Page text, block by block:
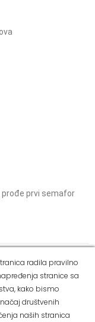
prođe prvi semafor
Reklamacije i pravo
na odustajanje
radila pravilno
stranice sa
kako bismo
društvenih
naših stranica